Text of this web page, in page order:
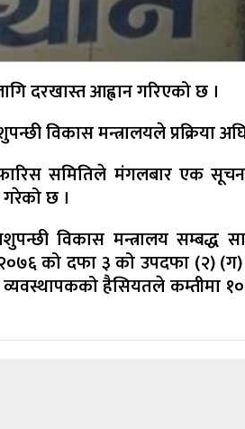
दरखास्त आह्वान गरिएको छ ।
विकास मन्त्रालयले प्रक्रिया
समितिले मंगलबार एक सूचना
छ ।
विकास मन्त्रालय सम्बद्ध
२०७६ को दफा ३ को उपदफा (२)
हैसियतले कम्तीमा